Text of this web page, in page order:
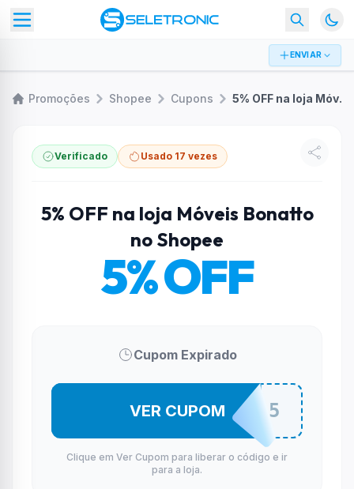
ENVIAR
Promoções Shopee Cupons 5% OFF na loja Móveis Bonatto no Shopee
Verificado Usado 17 vezes
5% OFF na loja Móveis Bonatto
no Shopee
5% OFF
Cupom Expirado
MOVEAGOS5
VER CUPOM
Clique em Ver Cupom para liberar o código e ir
para a loja.